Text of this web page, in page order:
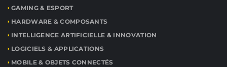
GAMING & ESPORT
HARDWARE & COMPOSANTS
INTELLIGENCE ARTIFICIELLE & INNOVATION
LOGICIELS & APPLICATIONS
MOBILE & OBJETS CONNECTÉS